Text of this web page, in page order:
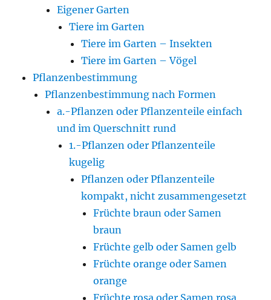
Eigener Garten
Tiere im Garten
Tiere im Garten – Insekten
Tiere im Garten – Vögel
Pflanzenbestimmung
Pflanzenbestimmung nach Formen
a.-Pflanzen oder Pflanzenteile einfach
und im Querschnitt rund
1.-Pflanzen oder Pflanzenteile
kugelig
Pflanzen oder Pflanzenteile
kompakt, nicht zusammengesetzt
Früchte braun oder Samen
braun
Früchte gelb oder Samen gelb
Früchte orange oder Samen
orange